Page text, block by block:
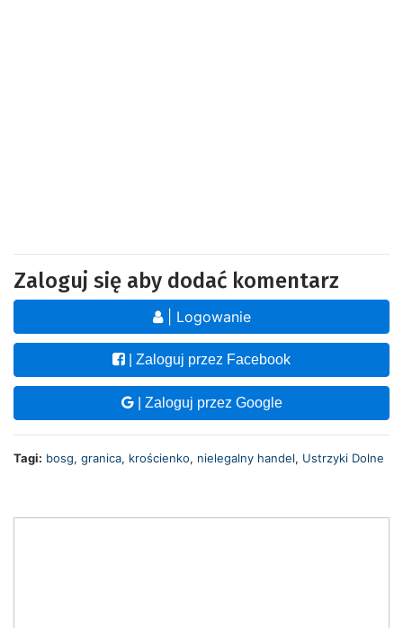
Zaloguj się aby dodać komentarz
| Logowanie
| Zaloguj przez Facebook
| Zaloguj przez Google
Tagi: bosg, granica, krościenko, nielegalny handel, Ustrzyki Dolne